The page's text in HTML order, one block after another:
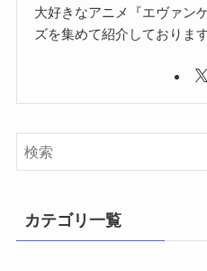
大好きなアニメ『エヴァン
ズを集めて紹介しております
カテゴリ一覧